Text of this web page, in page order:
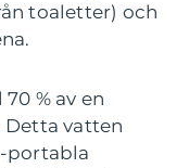
toaletter) och
% av en
Detta vatten
portabla